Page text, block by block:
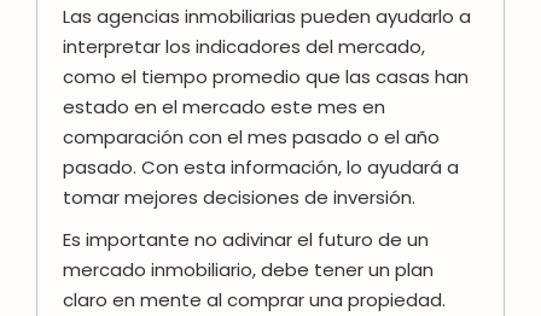
Las agencias inmobiliarias pueden ayudarlo a
interpretar los indicadores del mercado,
como el tiempo promedio que las casas han
estado en el mercado este mes en
comparación con el mes pasado o el año
pasado. Con esta información, lo ayudará a
tomar mejores decisiones de inversión.
Es importante no adivinar el futuro de un
mercado inmobiliario, debe tener un plan
claro en mente al comprar una propiedad.